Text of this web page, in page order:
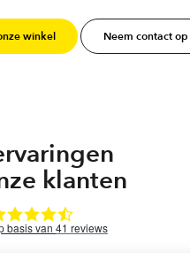
winkel Neem contact op
klanten
41 reviews